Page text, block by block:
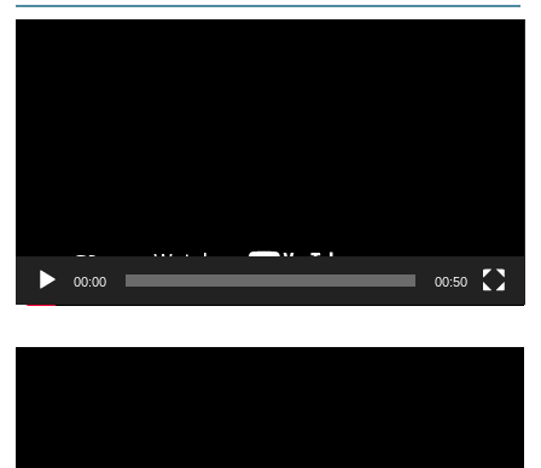
00:00 00:50